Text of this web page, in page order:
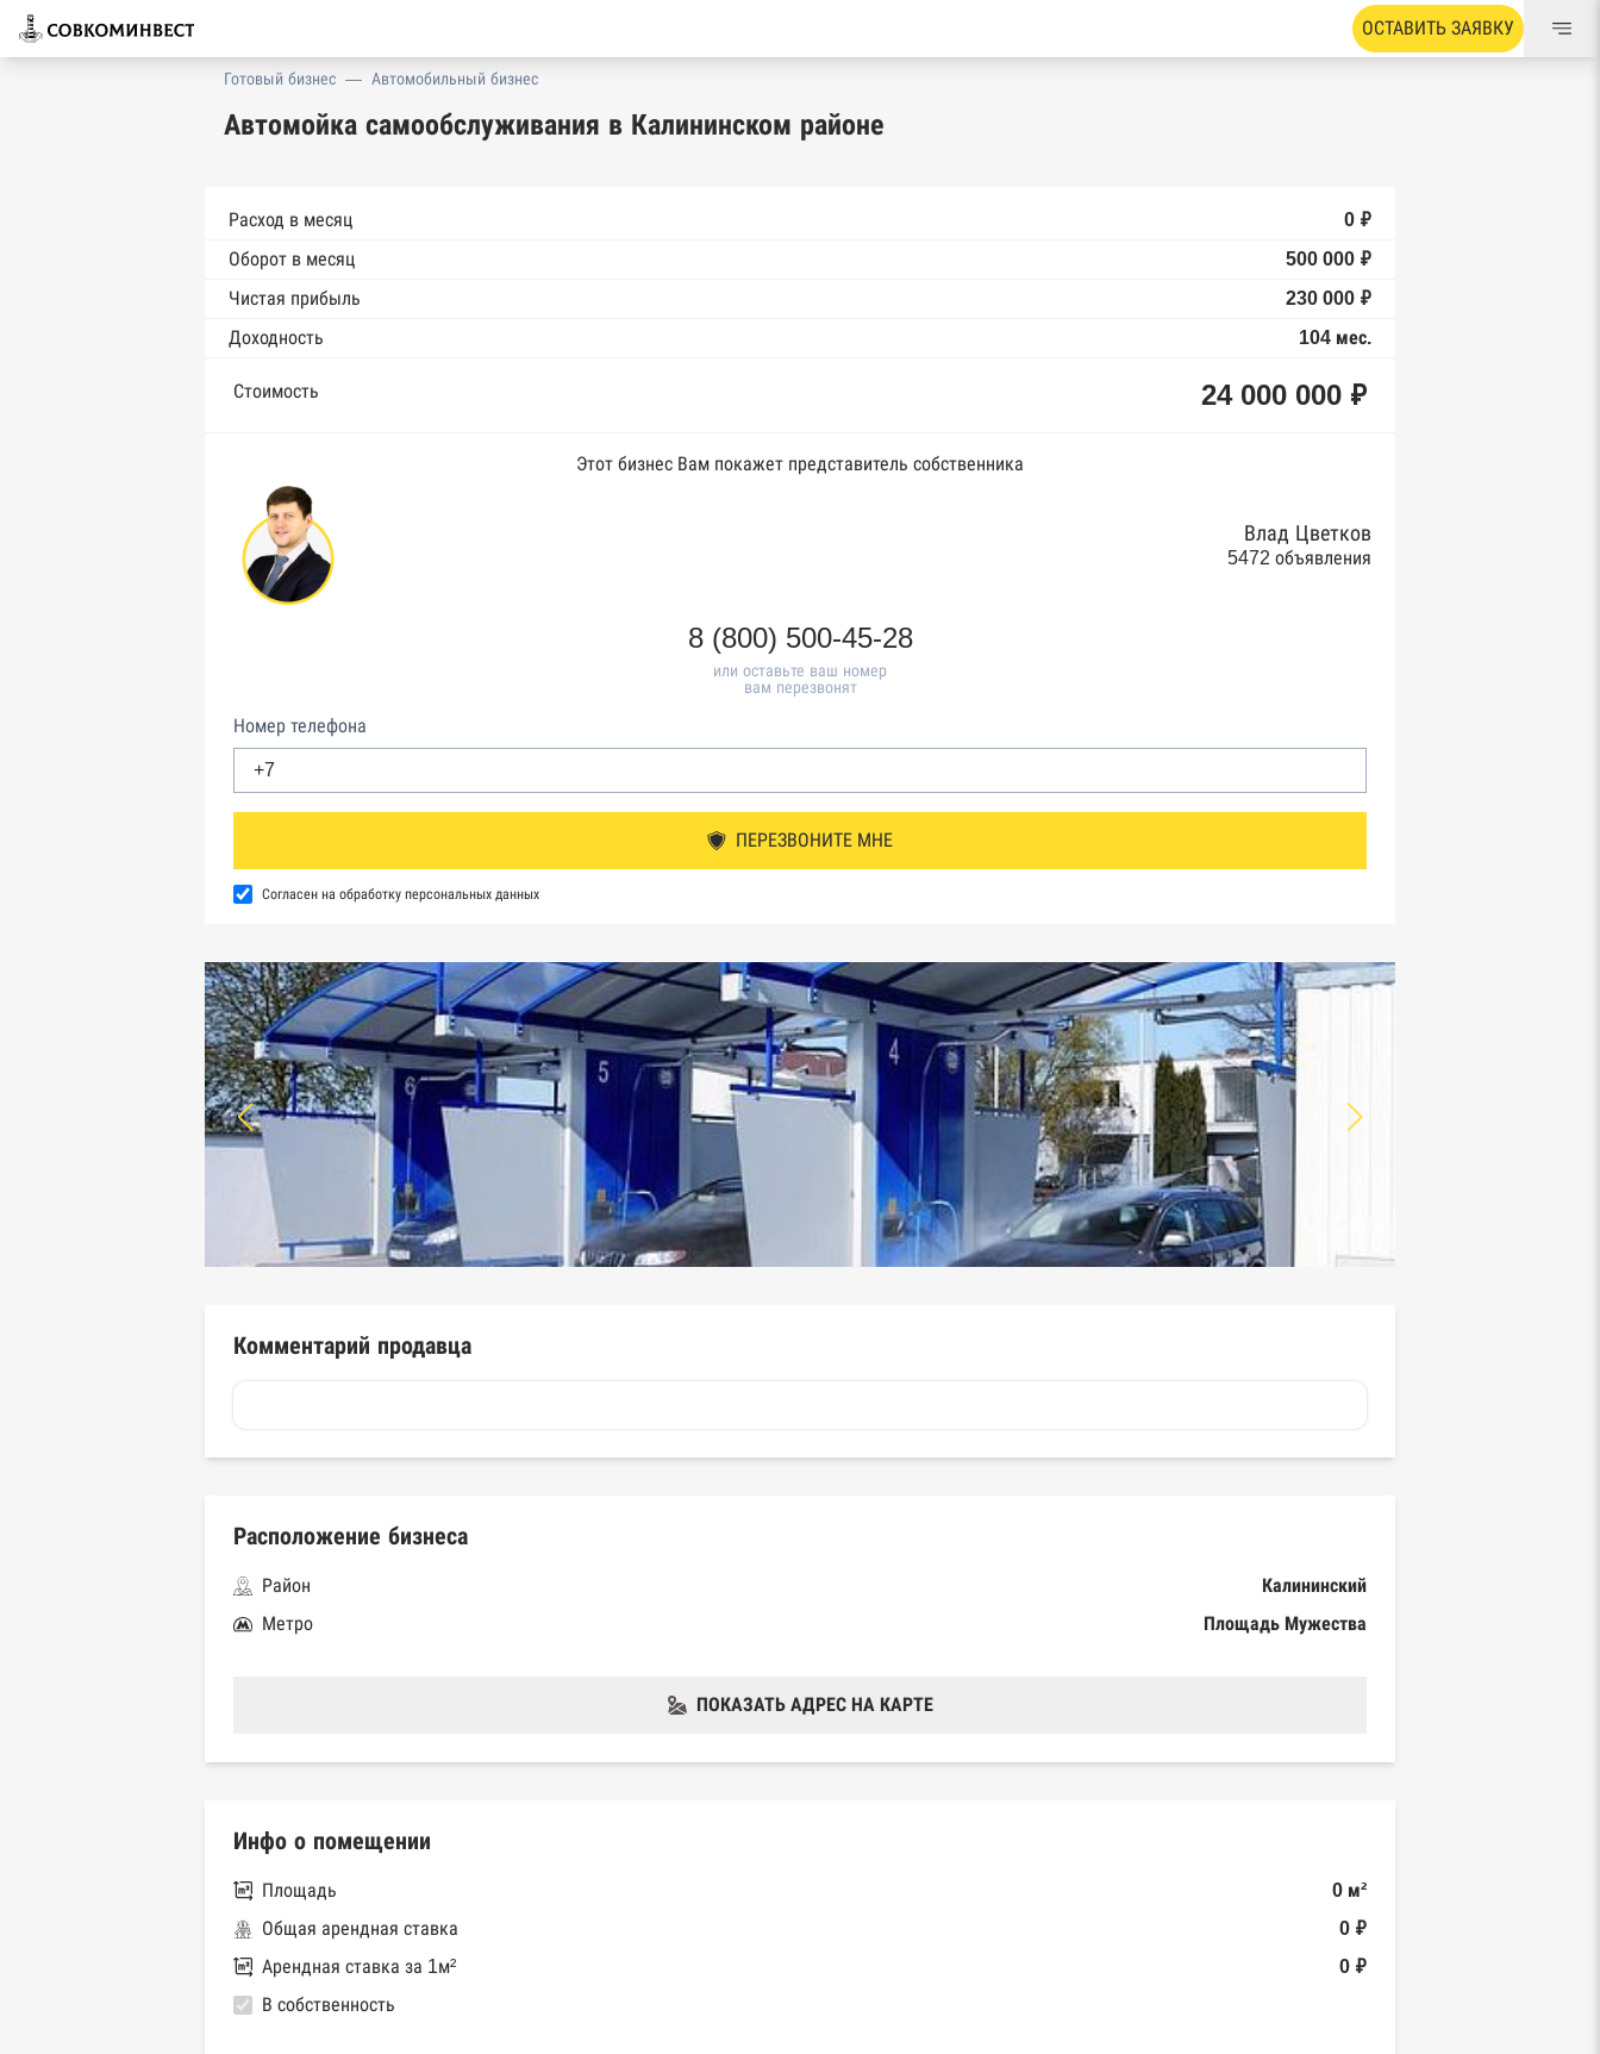
ОСТАВИТЬ ЗАЯВКУ
Готовый бизнес — Автомобильный бизнес
Автомойка самообслуживания в Калининском районе
Расход в месяц
0 ₽
Оборот в месяц
500 000 ₽
Чистая прибыль
230 000 ₽
Доходность
104 мес.
Стоимость 24 000 000 ₽
Этот бизнес Вам покажет представитель собственника
Влад Цветков
5472 объявления
8 (800) 500-45-28
или оставьте ваш номер
вам перезвонят
Номер телефона
ПЕРЕЗВОНИТЕ МНЕ
Согласен на обработку персональных данных
Комментарий продавца
Расположение бизнеса
Район
Калининский
Метро
Площадь Мужества
ПОКАЗАТЬ АДРЕС НА КАРТЕ
Инфо о помещении
Площадь
0 м²
Общая арендная ставка
0 ₽
Арендная ставка за 1м²
0 ₽
В собственность